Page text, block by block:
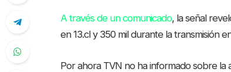
A través de un comunicado, la señal
en 13.cl y 350 mil durante la transmisión
Por ahora TVN no ha informado sobre la